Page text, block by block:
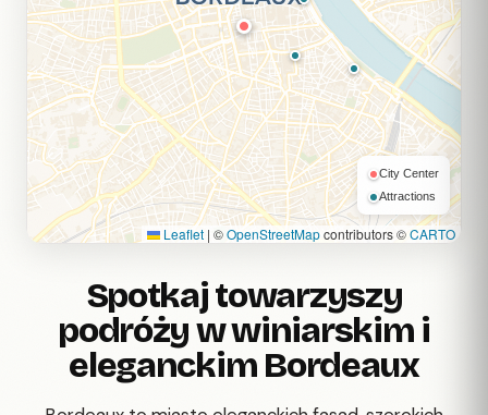
Spotkaj towarzyszy
podróży w winiarskim i
eleganckim Bordeaux
City Center
Attractions
Leaflet | ©OpenStreetMapcontributors ©CARTO